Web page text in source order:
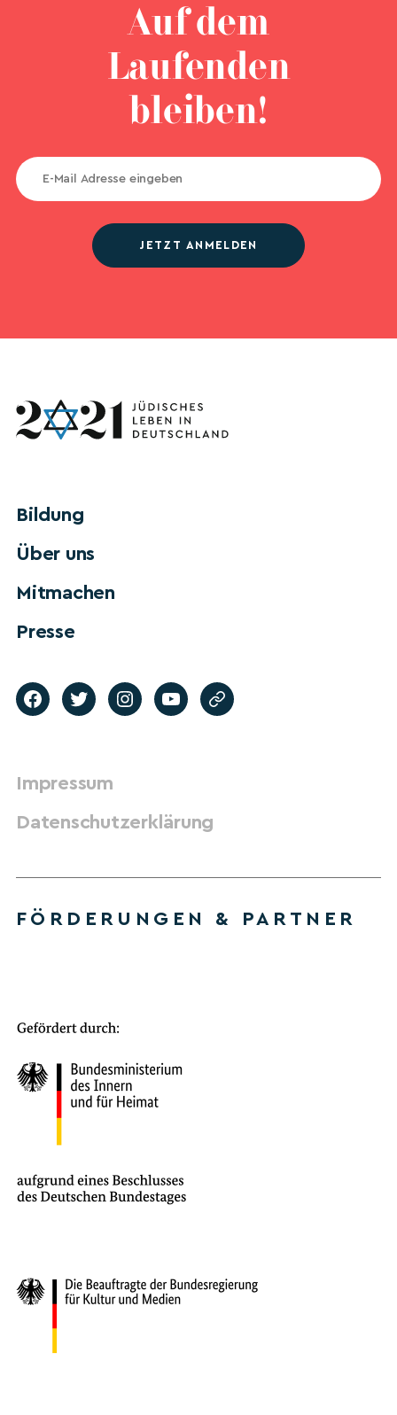
Auf dem
Laufenden
bleiben!
JETZT ANMELDEN
Bildung
Über uns
Mitmachen
Presse
Impressum
Datenschutzerklärung
FÖRDERUNGEN & PARTNER